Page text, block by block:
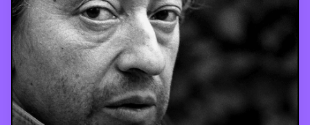
VINTAGE
PEOPLE
FOOD